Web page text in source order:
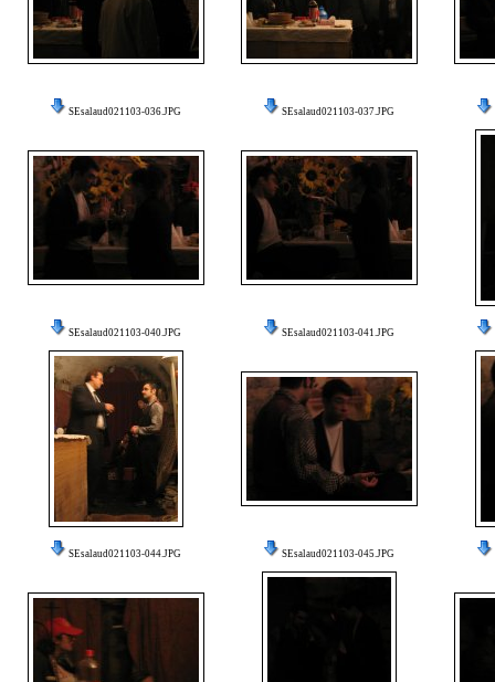
SEsalaud021103-036.JPG SEsalaud021103-037.JPG
SEsalaud021103-040.JPG SEsalaud021103-041.JPG
SEsalaud021103-044.JPG SEsalaud021103-045.JPG